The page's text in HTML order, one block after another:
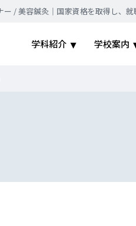
/ 美容鍼灸｜国家資格を取得し、
学科紹介 学校案内